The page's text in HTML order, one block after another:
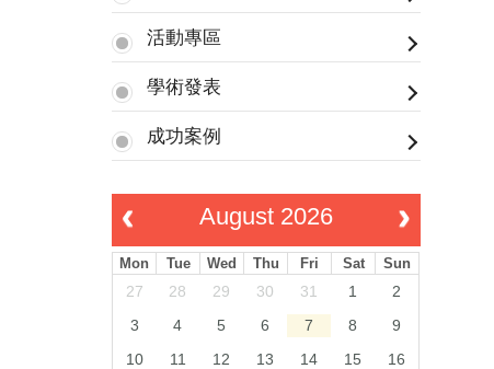
活動專區
學術發表
成功案例
August 2026
Mon Tue Wed Thu Fri Sat Sun
27 28 29 30 31 1
2
3
4 5 6 7 8
9
10
11 12 13 14 15
16